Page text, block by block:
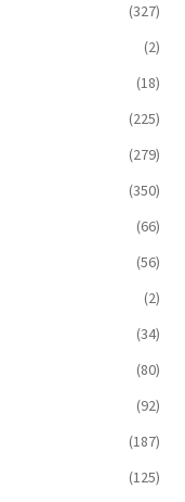
(327)
(2)
(18)
(225)
(279)
(350)
(66)
(56)
(2)
(34)
(80)
(92)
(187)
(125)